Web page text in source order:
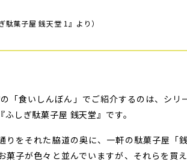
駄菓子屋 銭天堂 1』より）
「食いしんぼん」でご紹介するのは、シリ
ふしぎ駄菓子屋 銭天堂』です。
りをそれた脇道の奥に、一軒の駄菓子屋「
菓子が色々と並んでいますが、それらを買